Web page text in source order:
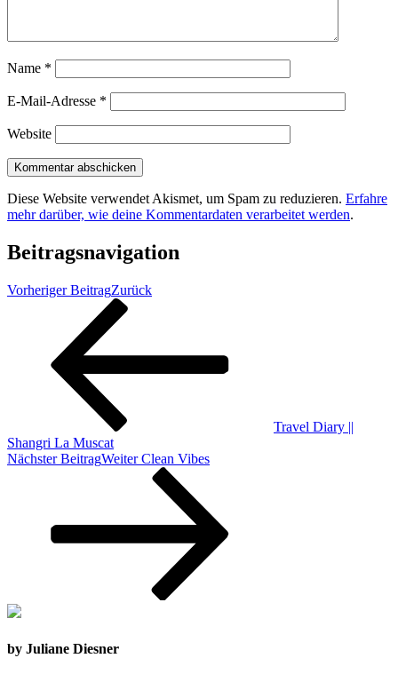
Name *
E-Mail-Adresse *
Website
Diese Website verwendet Akismet, um Spam zu reduzieren. Erfahre
mehr darüber, wie deine Kommentardaten verarbeitet werden.
Beitragsnavigation
Vorheriger BeitragZurück
Travel Diary ||
Shangri La Muscat
Nächster BeitragWeiter Clean Vibes
by Juliane Diesner